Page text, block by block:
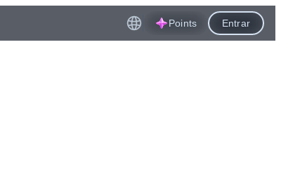
Points Entrar